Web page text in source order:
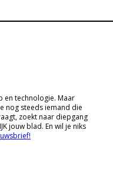
en technologie. Maar
nog steeds iemand die
zoekt naar diepgang
jouw blad. En wil je niks